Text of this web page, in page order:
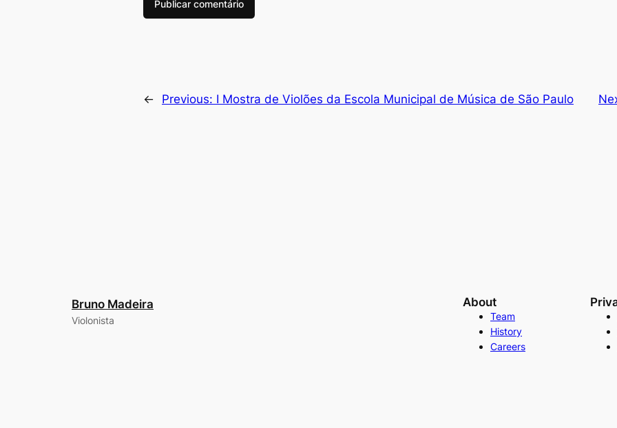
← Previous: I Mostra de Violões da Escola Municipal de Música de São Paulo
Bruno Madeira
Violonista
About
Team
History
Careers